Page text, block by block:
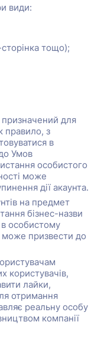
види:
тощо);
для
правило, з
в
Умов
особистого
може
дії акаунта.
на предмет
бізнес-назви
в особистому
може призвести до
користувачів,
лайки,
отримання
реальну особу
компанії